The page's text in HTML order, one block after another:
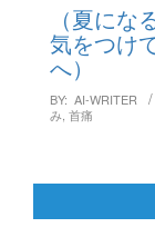
（夏に
気をつけ
へ）
BY: AI-WRITER
み 首痛